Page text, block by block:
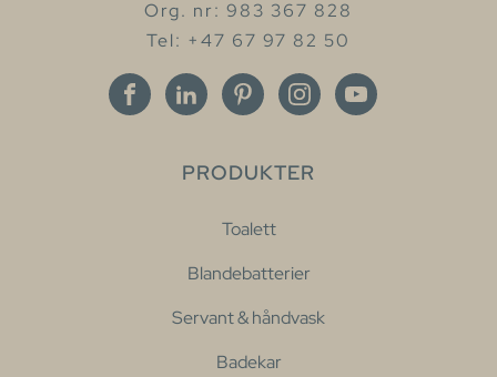
Org. nr: 983 367 828
Tel: +47 67 97 82 50
PRODUKTER
Toalett
Blandebatterier
Servant & håndvask
Badekar